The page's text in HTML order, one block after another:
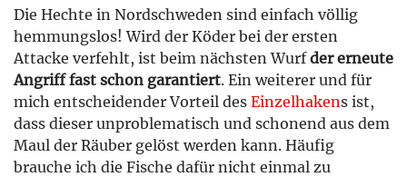
Die Hechte in Nordschweden sind einfach völlig
hemmungslos! Wird der Köder bei der ersten
Attacke verfehlt, ist beim nächsten Wurfder erneute
Angriff fast schon garantiert. Ein weiterer und für
mich entscheidender Vorteil des Einzelhakens ist,
dass dieser unproblematisch und schonend aus dem
Maul der Räuber gelöst werden kann. Häufig
brauche ich die Fische dafür nicht einmal zu